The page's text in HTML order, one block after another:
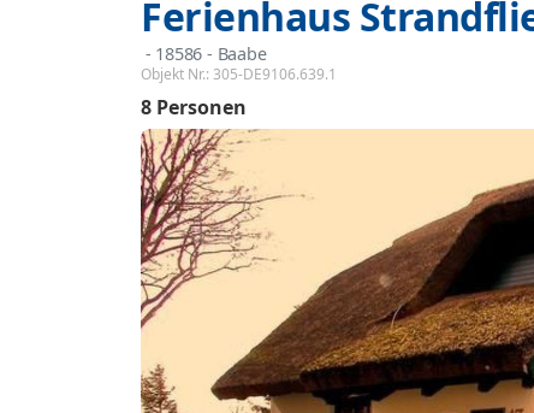
Ferienhaus
- 18586 - Baabe
Objekt Nr.: 305-DE9106.639.1
8 Personen